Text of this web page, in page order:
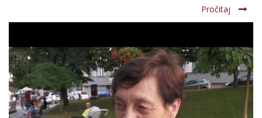
Pročitaj